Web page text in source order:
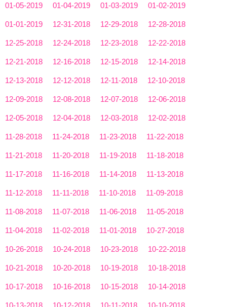
01-05-2019 01-04-2019 01-03-2019 01-02-2019
01-01-2019 12-31-2018 12-29-2018 12-28-2018
12-25-2018 12-24-2018 12-23-2018 12-22-2018
12-21-2018 12-16-2018 12-15-2018 12-14-2018
12-13-2018 12-12-2018 12-11-2018 12-10-2018
12-09-2018 12-08-2018 12-07-2018 12-06-2018
12-05-2018 12-04-2018 12-03-2018 12-02-2018
11-28-2018 11-24-2018 11-23-2018 11-22-2018
11-21-2018 11-20-2018 11-19-2018 11-18-2018
11-17-2018 11-16-2018 11-14-2018 11-13-2018
11-12-2018 11-11-2018 11-10-2018 11-09-2018
11-08-2018 11-07-2018 11-06-2018 11-05-2018
11-04-2018 11-02-2018 11-01-2018 10-27-2018
10-26-2018 10-24-2018 10-23-2018 10-22-2018
10-21-2018 10-20-2018 10-19-2018 10-18-2018
10-17-2018 10-16-2018 10-15-2018 10-14-2018
10-13-2018 10-12-2018 10-11-2018 10-10-2018